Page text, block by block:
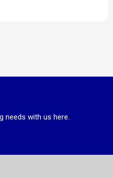
needs with us here.